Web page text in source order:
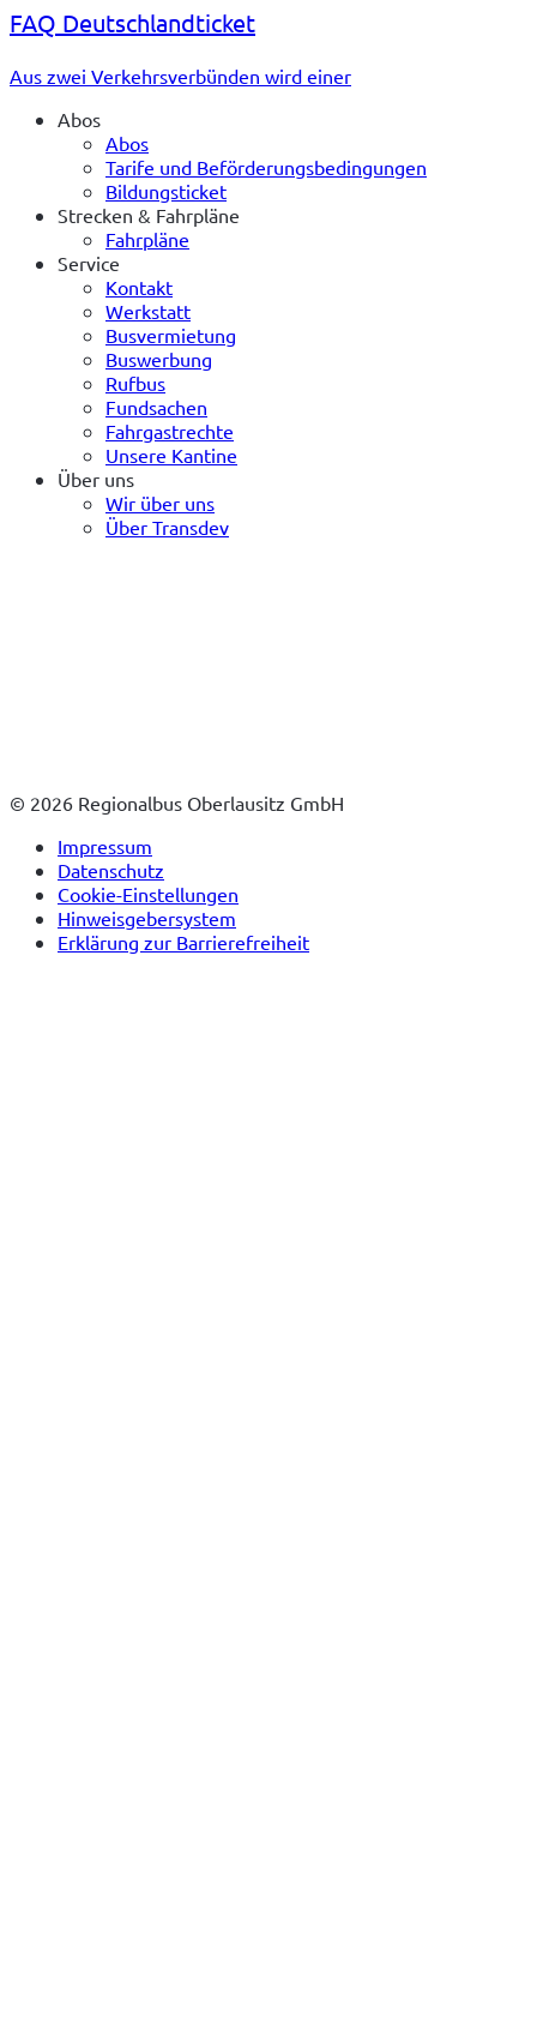
FAQ Deutschlandticket
Aus zwei Verkehrsverbünden wird einer
Abos
Abos
Tarife und Beförderungsbedingungen
Bildungsticket
Strecken & Fahrpläne
Fahrpläne
Service
Kontakt
Werkstatt
Busvermietung
Buswerbung
Rufbus
Fundsachen
Fahrgastrechte
Unsere Kantine
Über uns
Wir über uns
Über Transdev
© 2026 Regionalbus Oberlausitz GmbH
Impressum
Datenschutz
Cookie-Einstellungen
Hinweisgebersystem
Erklärung zur Barrierefreiheit